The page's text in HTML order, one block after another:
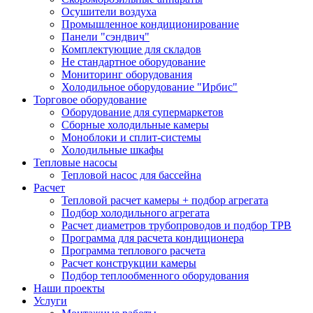
Осушители воздуха
Промышленное кондиционирование
Панели "сэндвич"
Комплектующие для складов
Не стандартное оборудование
Мониторинг оборудования
Холодильное оборудование "Ирбис"
Торговое оборудование
Оборудование для супермаркетов
Сборные холодильные камеры
Моноблоки и сплит-системы
Холодильные шкафы
Тепловые насосы
Тепловой насос для бассейна
Расчет
Тепловой расчет камеры + подбор агрегата
Подбор холодильного агрегата
Расчет диаметров трубопроводов и подбор ТРВ
Программа для расчета кондиционера
Программа теплового расчета
Расчет конструкции камеры
Подбор теплообменного оборудования
Наши проекты
Услуги